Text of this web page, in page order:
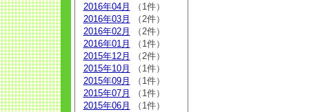
2016年04月
（1件）
2016年03月
（2件）
2016年02月
（2件）
2016年01月
（1件）
2015年12月
（2件）
2015年10月
（1件）
2015年09月
（1件）
2015年07月
（1件）
2015年06月
（1件）